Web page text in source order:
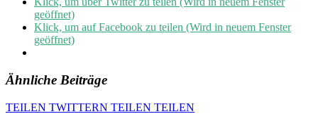
geöffnet)
Klick, um auf Facebook zu teilen (Wird in neuem Fenster
geöffnet)
Ähnliche Beiträge
TEILEN TWITTERN TEILEN TEILEN